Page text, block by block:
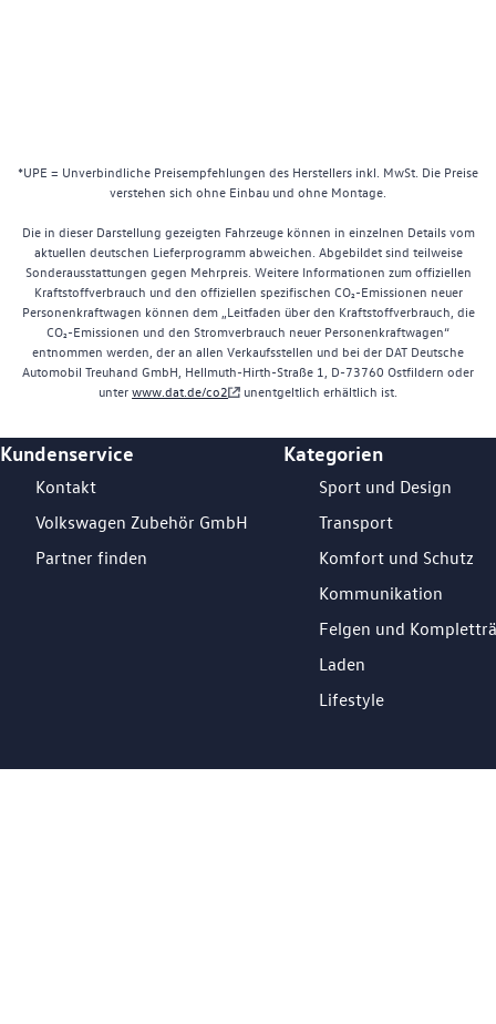
*UPE = Unverbindliche Preisempfehlungen des Herstellers inkl. MwSt. Die Preise
verstehen sich ohne Einbau und ohne Montage.
Die in dieser Darstellung gezeigten Fahrzeuge können in einzelnen Details vom
aktuellen deutschen Lieferprogramm abweichen. Abgebildet sind teilweise
Sonderausstattungen gegen Mehrpreis. Weitere Informationen zum offiziellen
Kraftstoffverbrauch und den offiziellen spezifischen CO₂-Emissionen neuer
Personenkraftwagen können dem „Leitfaden über den Kraftstoffverbrauch, die
CO₂-Emissionen und den Stromverbrauch neuer Personenkraftwagen“
entnommen werden, der an allen Verkaufsstellen und bei der DAT Deutsche
Automobil Treuhand GmbH, Hellmuth-Hirth-Straße 1, D-73760 Ostfildern oder
unterwww.dat.de/co2 unentgeltlich erhältlich ist.
Footer Teaser
Kundenservice
Kontakt
Volkswagen Zubehör GmbH
Partner finden
Kategorien
Sport und Design
Transport
Komfort und Schutz
Kommunikation
Felgen und
Laden
Lifestyle